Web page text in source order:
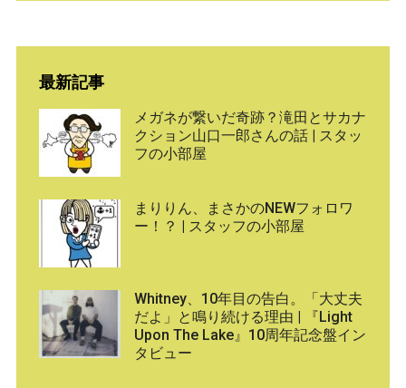
最新記事
メガネが繋いだ奇跡？滝田とサカナ
クション山口一郎さんの話 | スタッ
フの小部屋
まりりん、まさかのNEWフォロワ
ー！？ | スタッフの小部屋
Whitney、10年目の告白。「大丈夫
だよ」と鳴り続ける理由 | 『Light
Upon The Lake』10周年記念盤イン
タビュー